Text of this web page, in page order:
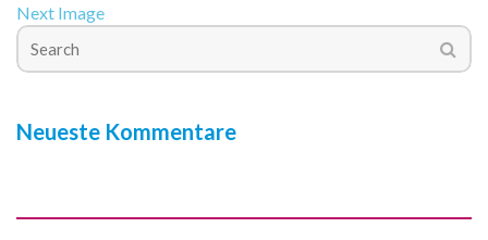
Next Image
Neueste Kommentare